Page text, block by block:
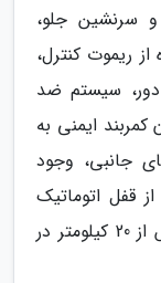
سرنشین جلو،
ریموت کنترل،
دور، سیستم ضد
کمربند ایمنی به
جانبی، وجود
قفل اتوماتیک
درها هنگام افزایش سرعت به میزان بیش از 20 کیلومتر در